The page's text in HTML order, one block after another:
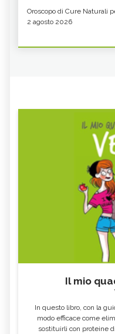
Oroscopo di Cure Naturali
2 agosto 2026
Il mio
In questo libro, con la
modo efficace come
sostituirli con proteine